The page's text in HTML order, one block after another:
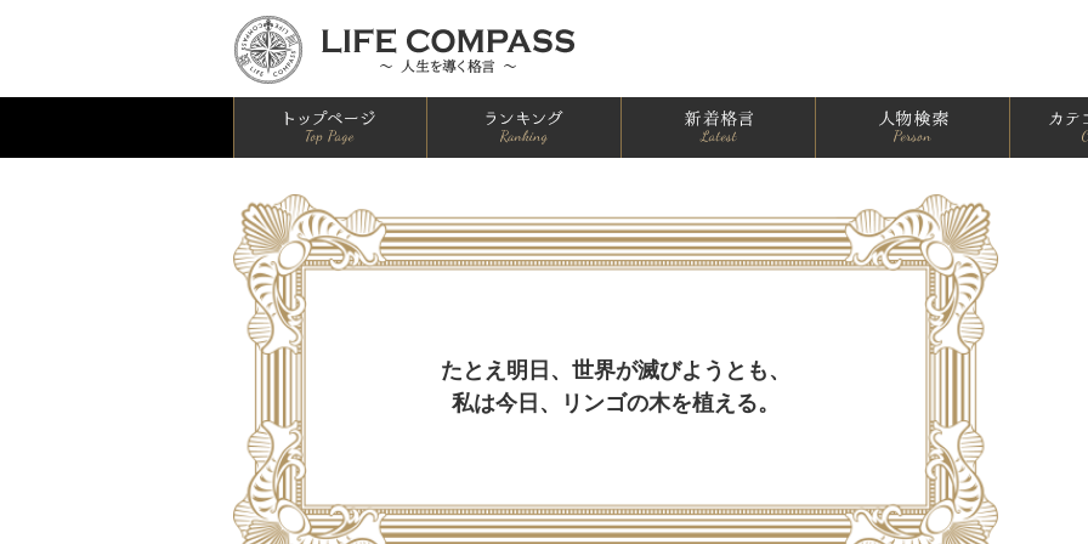
ランキング一覧 人物別格言
たとえ明日、世界が滅びようとも、
私は今日、リンゴの木を植える。